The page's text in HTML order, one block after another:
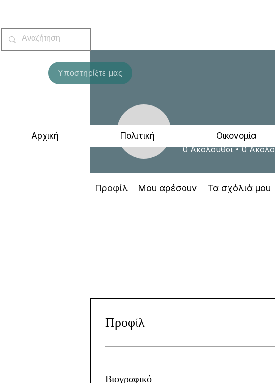
Υποστηρίξτε μας
Αρχική Πολιτική Οικονομία
Προφίλ
Βιογραφικό
ΜάγδαΜάγδα
0 Ακόλουθοι 0
Προφίλ Μου αρέσουν Τα σχόλιά μου